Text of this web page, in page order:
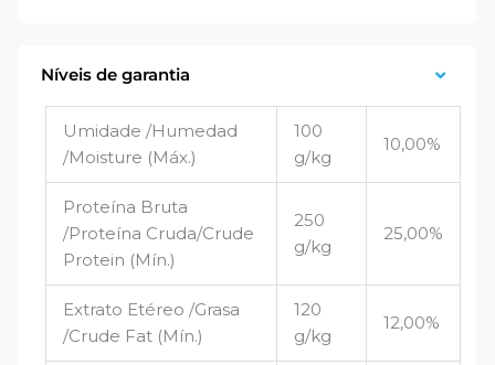
Níveis de garantia
Umidade /Humedad
/Moisture (Máx.)
100
g/kg
10,00%
Proteína Bruta
/Proteína Cruda/Crude
Protein (Mín.)
250
g/kg
25,00%
Extrato Etéreo /Grasa
/Crude Fat (Mín.)
120
g/kg
12,00%